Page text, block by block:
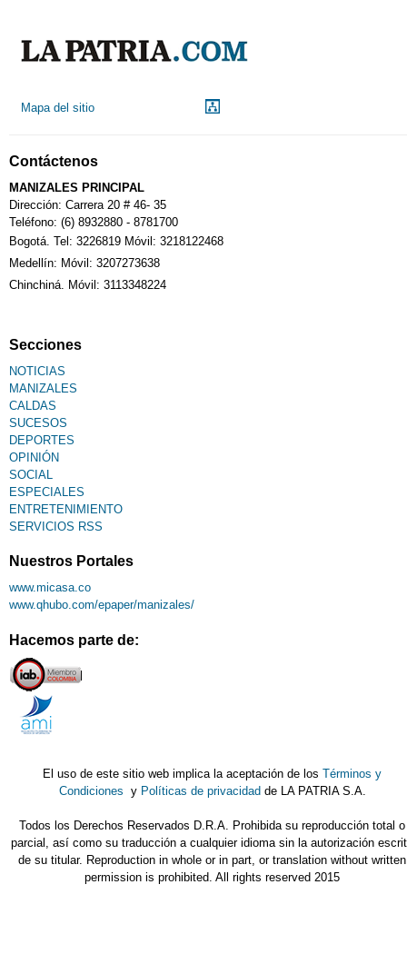
Mapa del sitio
Contáctenos
MANIZALES PRINCIPAL
Dirección: Carrera 20 # 46- 35
Teléfono: (6) 8932880 - 8781700
Bogotá. Tel: 3226819 Móvil: 3218122468
Medellín: Móvil: 3207273638
Chinchiná. Móvil: 3113348224
Secciones
NOTICIAS
MANIZALES
CALDAS
SUCESOS
DEPORTES
OPINIÓN
SOCIAL
ESPECIALES
ENTRETENIMIENTO
SERVICIOS RSS
Nuestros Portales
www.micasa.co
www.qhubo.com/epaper/manizales/
Hacemos parte de:
El uso de este sitio web implica la aceptación de losTérminos y
Condiciones y Políticas de privacidad de LA PATRIA S.A.
Todos los Derechos Reservados D.R.A. Prohibida su reproducción total o
parcial, así como su traducción a cualquier idioma sin la autorización
de su titular. Reproduction in whole or in part, or translation without written
permission is prohibited. All rights reserved 2015